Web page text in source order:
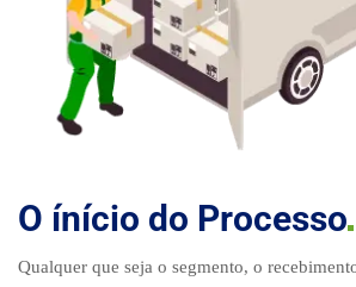
O ínício do Processo
Qualquer que seja o segmento, o